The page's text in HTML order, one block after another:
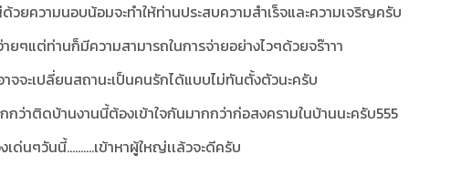
วยความนอบน้อมจะทำให้ท่านประสบความสำเร็จและความเจริญครับ
ายๆแต่ท่านก็มีความสามารถในการจ่ายอย่างไวๆด้วยจร๊าาา
จจะเปลี่ยนสถานะเป็นคนรักได้แบบไม่ทันตั้งตัวนะครับ
ว่าติดบ้านงานนี้ต้องเข้าใจกันมากกว่าก่อสงครามในบ้านนะครับ555
เด่นๆวันนี้..........เข้าหาผู้ใหญ่เเล้วจะดีครับ